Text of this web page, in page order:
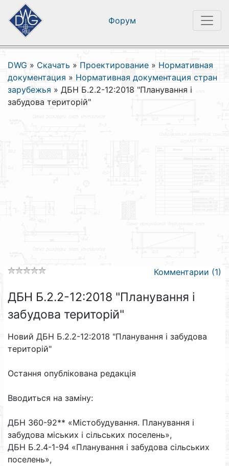
Форум
DWG » Скачать » Проектирование » Нормативная
документация » Нормативная документация стран
зарубежья » ДБН Б.2.2-12:2018 "Планування і
забудова територій"
Комментарии (1)
ДБН Б.2.2-12:2018 "Планування і
забудова територій"
Новий ДБН Б.2.2-12:2018 "Планування і забудова
територій"
Остання опублікована редакція
Вводиться на заміну:
ДБН 360-92** «Містобудування. Планування і
забудова міських і сільських поселень»,
ДБН Б.2.4-1-94 «Планування і забудова сільських
поселень»,